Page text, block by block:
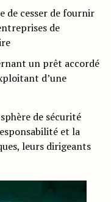
de cesser de fournir
de
un prêt accordé
d’une
de sécurité
et la
leurs dirigeants